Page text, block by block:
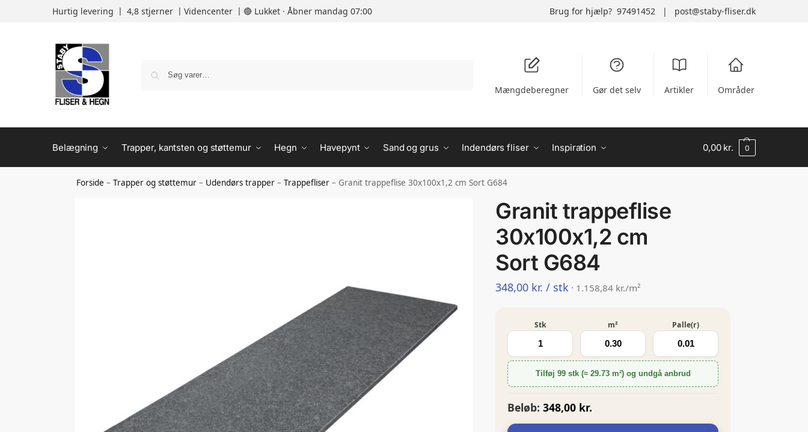
Hurtig levering 〡 4,8 stjerner 〡 Videncenter 〡 🔴 Lukket · Åbner mandag 07:00 Brug for hjælp? 97491452 | post@staby-fliser.dk
Mængdeberegner Gør det selv Artikler Områder
Belægning Trapper, kantsten og støttemur Hegn Havepynt Sand og grus Indendørs fliser Inspiration 0,00 kr. 0
Forside –Trapper og støttemur – Udendørs trapper –Trappefliser – Granit trappeflise 30x100x1,2 cm Sort G684
Granit trappeflise
30x100x1,2 cm
Sort G684
348,00 kr. / stk · 1.158,84 kr./m²
Stk m² Palle(r)
Tilføj 99 stk (≈ 29.73 m²) og undgå anbrud
Beløb:348,00 kr.